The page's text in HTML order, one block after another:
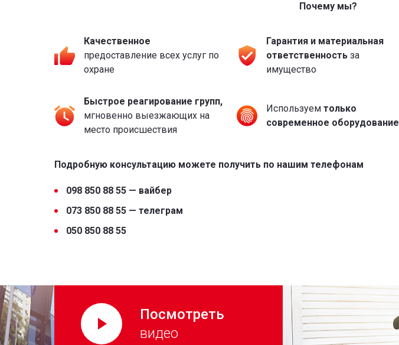
Почему мы?
Качественное
предоставление всех услуг по
охране
Гарантия и материальная
ответственность за
имущество
Быстрое реагирование групп,
мгновенно выезжающих на
место происшествия
Используемтолько
современное оборудование
Подробную консультацию можете получить по нашим телефонам
098 850 88 55 — вайбер
073 850 88 55 — телеграм
050 850 88 55
Посмотреть
видео